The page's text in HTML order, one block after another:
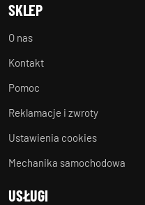
SKLEP
O nas
Kontakt
Pomoc
Reklamacje i zwroty
Ustawienia cookies
Mechanika samochodowa
USŁUGI